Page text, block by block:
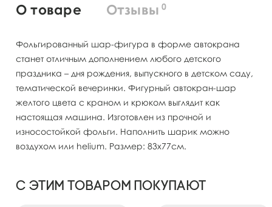
О товаре Отзывы 0
Фольгированный шар-фигура в форме автокрана
станет отличным дополнением любого детского
праздника – дня рождения, выпускного в детском саду,
тематической вечеринки. Фигурный автокран-шар
желтого цвета с краном и крюком выглядит как
настоящая машина. Изготовлен из прочной и
износостойкой фольги. Наполнить шарик можно
воздухом или helium. Размер: 83х77см.
С этим товаром покупают